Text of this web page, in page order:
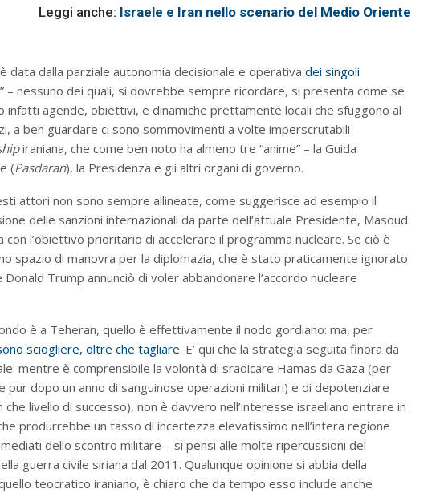
Leggi anche: Israele e Iran nello scenario del Medio Oriente
data dalla parziale autonomia decisionale e operativa dei singoli
– nessuno dei quali, si dovrebbe sempre ricordare, si presenta come se
infatti agende, obiettivi, e dinamiche prettamente locali che sfuggono al
a ben guardare ci sono sommovimenti a volte imperscrutabili
iraniana, che come ben noto ha almeno tre “anime” – la Guida
(Pasdaran), la Presidenza e gli altri organi di governo.
attori non sono sempre allineate, come suggerisce ad esempio il
delle sanzioni internazionali da parte dell’attuale Presidente, Masoud
l’obiettivo prioritario di accelerare il programma nucleare. Se ciò è
spazio di manovra per la diplomazia, che è stato praticamente ignorato
Trump annunciò di voler abbandonare l’accordo nucleare
è a Teheran, quello è effettivamente il nodo gordiano: ma, per
sciogliere, oltre che tagliare. E’ qui che la strategia seguita finora da
mentre è comprensibile la volontà di sradicare Hamas da Gaza (per
dopo un anno di sanguinose operazioni militari) e di depotenziare
livello di successo), non è davvero nell’interesse israeliano entrare in
produrrebbe un tasso di incertezza elevatissimo nell’intera regione
dello scontro militare – si pensi alle molte ripercussioni del
guerra civile siriana dal 2011. Qualunque opinione si abbia della
teocratico iraniano, è chiaro che da tempo esso include anche